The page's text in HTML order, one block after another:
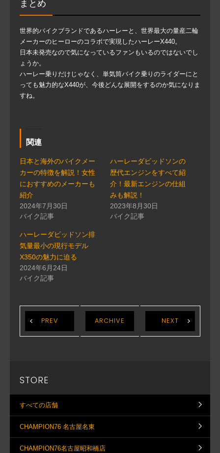
まとめ
世界的バイクブランドであるハーレーと、世界最大の量産二輪
メーカーのヒーローのコラボで実現したハーレーX440。
日本未発売なので気になっているファンもいるのではないでし
ょうか。
ハーレー乗りだけじゃなく、単気筒バイク乗りのライダーにと
っても魅力的なX440が、今後どんな展開をするのか気になりま
すね。
関連
日本と海外のバイクメー
カーの特徴を解説！女性
におすすめのメーカーも
紹介
2024年7月30日
バイク記事
ハーレーダビッドソンの
歴代エンジンをすべて紹
介！最新エンジンの仕組
みも解説！
2023年8月30日
バイク記事
ハーレーダビッドソン排
気量最小の現行モデル
X350の魅力に迫る
2024年6月24日
バイク記事
PREV ARCHIVE NEXT
STORE
すべての店舗
CHAMPION76 名古屋名東
CHAMPION76名古屋昭和橋店